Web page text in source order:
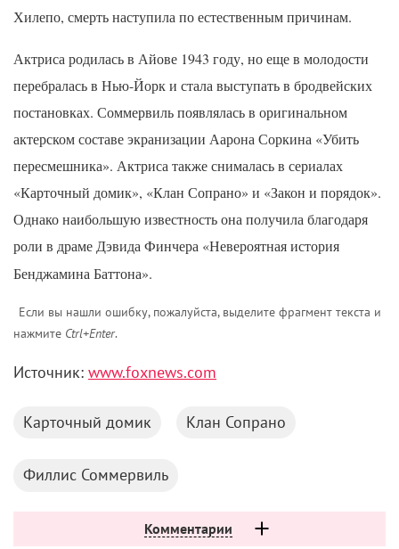
Хилепо, смерть наступила по естественным причинам.
Актриса родилась в Айове 1943 году, но еще в молодости
перебралась в Нью-Йорк и стала выступать в бродвейских
постановках. Соммервиль появлялась в оригинальном
актерском составе экранизации Аарона Соркина «Убить
пересмешника». Актриса также снималась в сериалах
«Карточный домик», «Клан Сопрано» и «Закон и порядок».
Однако наибольшую известность она получила благодаря
роли в драме Дэвида Финчера «Невероятная история
Бенджамина Баттона».
Если вы нашли ошибку, пожалуйста, выделите фрагмент текста и
нажмите Ctrl+Enter.
Источник: www.foxnews.com
Карточный домик Клан Сопрано
Филлис Соммервиль
Комментарии